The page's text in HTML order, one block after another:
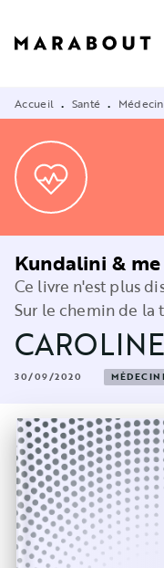
Accueil • Santé •
Kundalini & me
Ce livre n'est plus
Sur le chemin de la
30/09/2020